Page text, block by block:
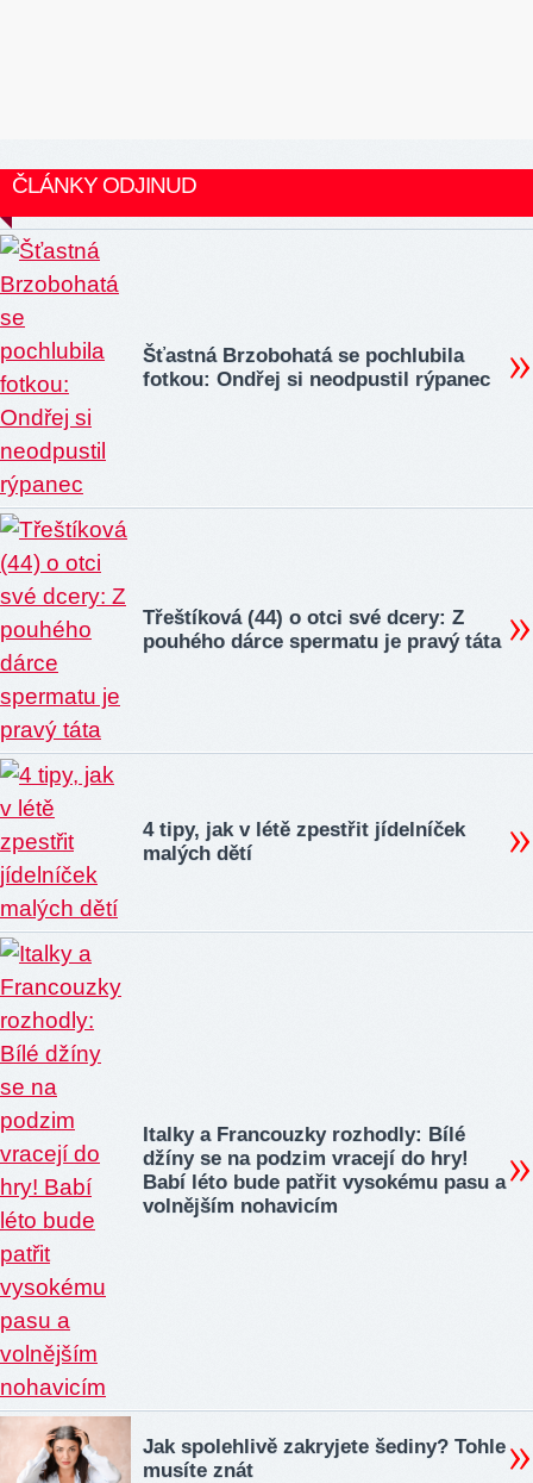
ČLÁNKY ODJINUD
Šťastná Brzobohatá se pochlubila
fotkou: Ondřej si neodpustil rýpanec
Třeštíková (44) o otci své dcery: Z
pouhého dárce spermatu je pravý táta
4 tipy, jak v létě zpestřit jídelníček
malých dětí
Italky a Francouzky rozhodly: Bílé
džíny se na podzim vracejí do hry!
Babí léto bude patřit vysokému pasu a
volnějším nohavicím
Jak spolehlivě zakryjete šediny? Tohle
musíte znát